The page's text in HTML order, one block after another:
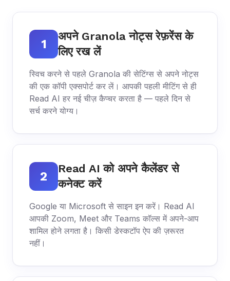
1
अपने Granola नोट्स रेफ़रेंस के
लिए रख लें
स्विच करने से पहले Granola की सेटिंग्स से अपने नोट्स
की एक कॉपी एक्सपोर्ट कर लें। आपकी पहली मीटिंग से ही
Read AI हर नई चीज़ कैप्चर करता है — पहले दिन से
सर्च करने योग्य।
2
Read AI को अपने कैलेंडर से
कनेक्ट करें
Google या Microsoft से साइन इन करें। Read AI
आपकी Zoom, Meet और Teams कॉल्स में अपने-आप
शामिल होने लगता है। किसी डेस्कटॉप ऐप की ज़रूरत
नहीं।